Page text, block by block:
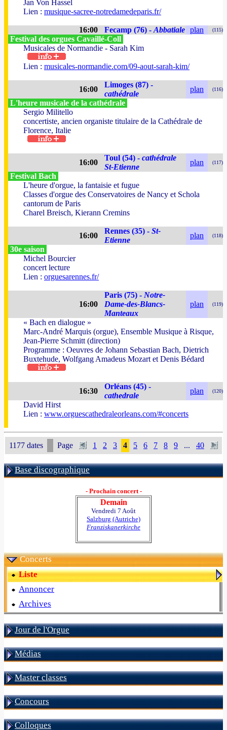
Jan Von Hassel
Lien : musique-sacree-notredamedeparis.fr/
16:00 Fecamp (76) - Abbatiale plan (115)
Festival des orgues Cavaillé-Coll
Musicales de Normandie - Sarah Kim
Lien : musicales-normandie.com/09-aout-sarah-kim/
16:00
Limoges (87) -
cathédrale
plan (116)
L'heure musicale de la cathédrale
Sergio Militello
concertiste, ancien organiste titulaire de la Cathédrale de
Florence, Italie
16:00
Toul (54) - cathédrale
St-Etienne
plan (117)
Festival Bach
L'heure d'orgue, la fantaisie et fugue
Classes d'orgue des Conservatoires de Nancy et Schola
cantorum de Paris
Charel Breisch, Kierann Cremins
16:00
Rennes (35) - St-
Etienne
plan (118)
30e saison
Michel Bourcier
concert lecture
Lien : orguesarennes.fr/
16:00
Paris (75) - Notre-
Dame-des-Blancs-
Manteaux
plan (119)
« Bach en dialogue »
Marc-André Marquis (orgue), Ensemble Musique à Risque,
Jean-Pierre Schmitt (direction)
Programme : Oeuvres de Johann Sebastian Bach, Dietrich
Buxtehude, Wolfgang Amadeus Mozart et Denis Bédard
16:30
Orléans (45) -
cathedrale
plan (120)
David Hirst
Lien : www.orguescathedraleorleans.com/#concerts
1177 dates Page 1 2 3 4 5 6 7 8 9 ... 40
Base discographique
- Prochain concert -
Demain
Vendredi 7 Août
Salzburg (Autriche)
Franziskanerkirche
Concerts
Liste
Annoncer
Archives
Jour de l'Orgue
Médias
Master classes
Concours
Colloques